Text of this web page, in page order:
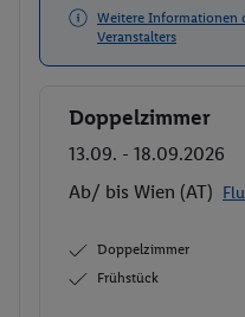
Weitere Informationen
Veranstalters
Buchen
Doppelzimmer
13.09. - 18.09.2026
Ab/ bis Wien (AT)
Doppelzimmer
Frühstück